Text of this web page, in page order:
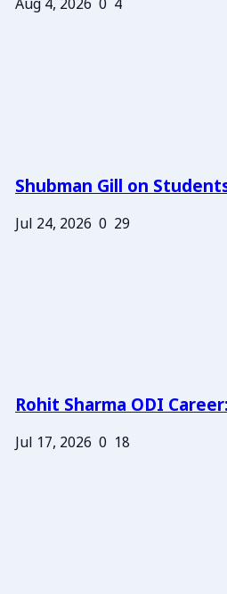
Aug 4, 2026 0 4
Shubman Gill on
Jul 24, 2026 0 29
Rohit Sharma ODI Career:
Jul 17, 2026 0 18